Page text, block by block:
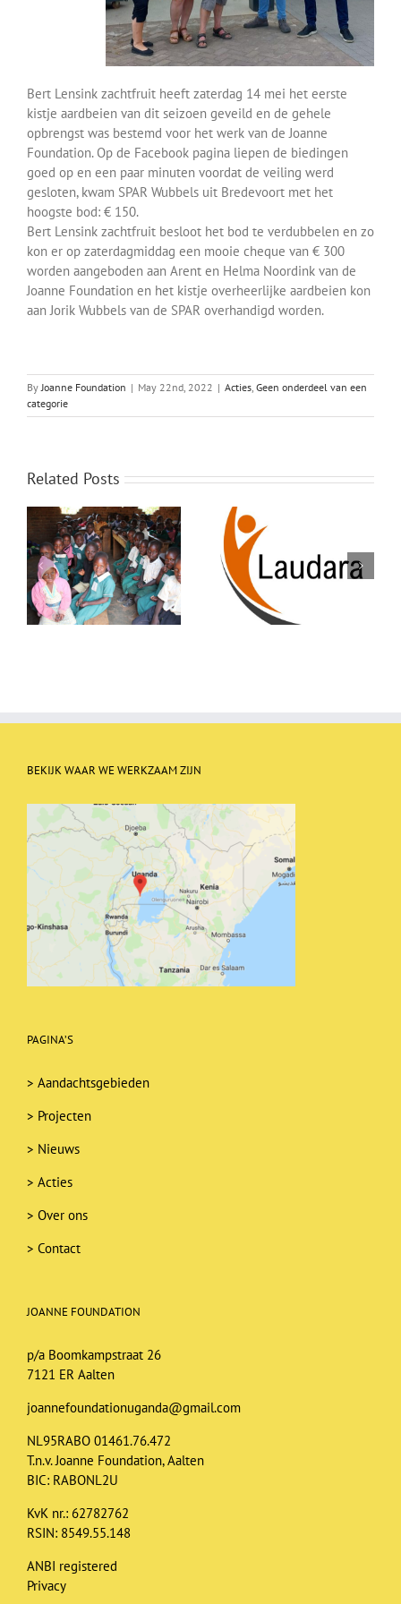
Bert Lensink zachtfruit heeft zaterdag 14 mei het eerste
kistje aardbeien van dit seizoen geveild en de gehele
opbrengst was bestemd voor het werk van de Joanne
Foundation. Op de Facebook pagina liepen de biedingen
goed op en een paar minuten voordat de veiling werd
gesloten, kwam SPAR Wubbels uit Bredevoort met het
hoogste bod: € 150.
Bert Lensink zachtfruit besloot het bod te verdubbelen en zo
kon er op zaterdagmiddag een mooie cheque van € 300
worden aangeboden aan Arent en Helma Noordink van de
Joanne Foundation en het kistje overheerlijke aardbeien kon
aan Jorik Wubbels van de SPAR overhandigd worden.
ByJoanne Foundation | May 22nd, 2022 | Acties, Geen onderdeel van een
categorie
Related Posts
Samenwerking met de
Stichting Laudara
BEKIJK WAAR WE WERKZAAM ZIJN
PAGINA’S
> Aandachtsgebieden
> Projecten
> Nieuws
> Acties
> Over ons
> Contact
JOANNE FOUNDATION
p/a Boomkampstraat 26
7121 ER Aalten
joannefoundationuganda@gmail.com
NL95RABO 01461.76.472
T.n.v. Joanne Foundation, Aalten
BIC: RABONL2U
KvK nr.: 62782762
RSIN: 8549.55.148
ANBI registered
Privacy